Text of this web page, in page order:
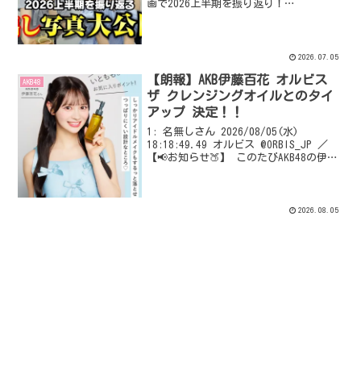
画で2026上半期を振り返り！
2026.07.05
AKB48
【朗報】AKB伊藤百花 オルビス
ザ クレンジングオイルとのタイ
アップ 決定！！
1: 名無しさん 2026/08/05(水)
18:18:49.49 オルビス @ORBIS_JP ／
【📢お知らせ🍑】 このたびAKB48の伊藤
2026.08.05